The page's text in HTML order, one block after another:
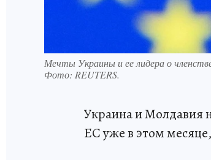
Мечты Украины и ее лидера о
Фото: REUTERS.
Украина и Молдавия
ЕС уже в этом